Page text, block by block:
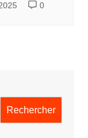
0
Rechercher